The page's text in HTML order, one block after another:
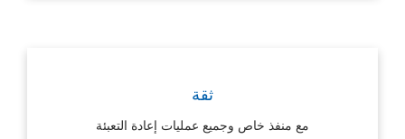
ثقة
مع منفذ خاص وجميع عمليات إعادة التعبئة